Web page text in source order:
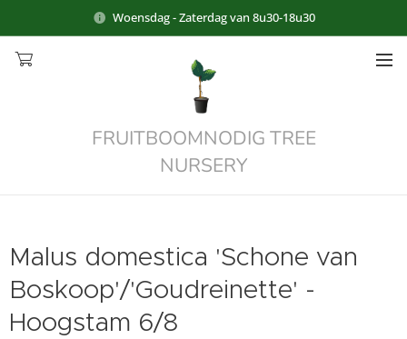
Woensdag - Zaterdag van 8u30-18u30
FRUITBOOMNODIG TREE
NURSERY
Malus domestica 'Schone van
Boskoop'/'Goudreinette' -
Hoogstam 6/8